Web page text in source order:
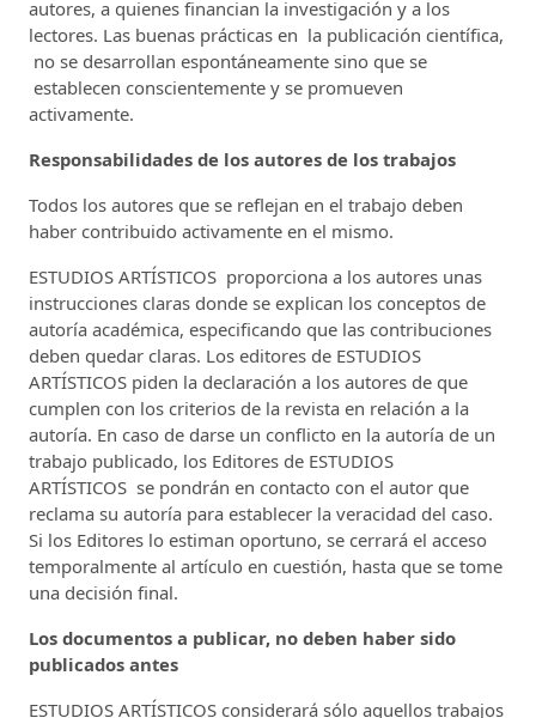
autores, a quienes financian la investigación y a los
lectores. Las buenas prácticas en la publicación científica,
no se desarrollan espontáneamente sino que se
establecen conscientemente y se promueven
activamente.
Responsabilidades de los autores de los trabajos
Todos los autores que se reflejan en el trabajo deben
haber contribuido activamente en el mismo.
ESTUDIOS ARTÍSTICOS proporciona a los autores unas
instrucciones claras donde se explican los conceptos de
autoría académica, especificando que las contribuciones
deben quedar claras. Los editores de ESTUDIOS
ARTÍSTICOS piden la declaración a los autores de que
cumplen con los criterios de la revista en relación a la
autoría. En caso de darse un conflicto en la autoría de un
trabajo publicado, los Editores de ESTUDIOS
ARTÍSTICOS se pondrán en contacto con el autor que
reclama su autoría para establecer la veracidad del caso.
Si los Editores lo estiman oportuno, se cerrará el acceso
temporalmente al artículo en cuestión, hasta que se tome
una decisión final.
Los documentos a publicar, no deben haber sido
publicados antes
ESTUDIOS ARTÍSTICOS considerará sólo aquellos trabajos